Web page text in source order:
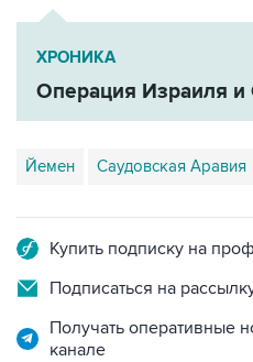
ХРОНИКА
Операция Израиля
Йемен Саудовская Аравия
Купить подписку на
Подписаться на
Получать оперативные
канале